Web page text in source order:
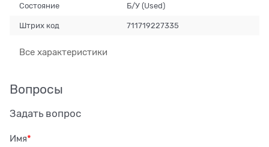
Состояние Б/У (Used)
Штрих код 711719227335
Все характеристики
Вопросы
Задать вопрос
Имя